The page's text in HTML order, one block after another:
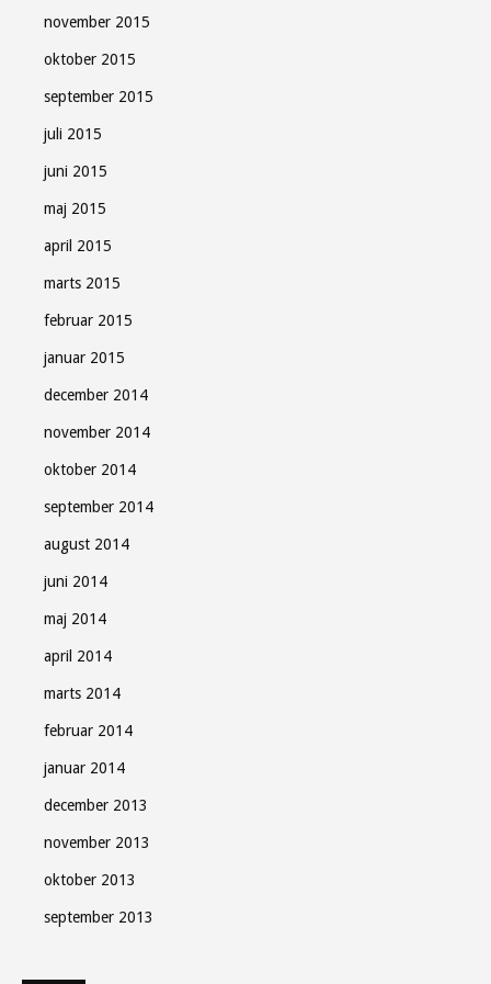
november 2015
oktober 2015
september 2015
juli 2015
juni 2015
maj 2015
april 2015
marts 2015
februar 2015
januar 2015
december 2014
november 2014
oktober 2014
september 2014
august 2014
juni 2014
maj 2014
april 2014
marts 2014
februar 2014
januar 2014
december 2013
november 2013
oktober 2013
september 2013